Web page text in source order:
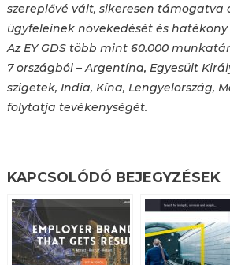
szereplővé vált, sikeresen támogatva
ügyfeleinek növekedését és
Az EY GDS több mint 60.000
7 országból – Argentína, Egyesült
szigetek, India, Kína, Lengyelország,
folytatja tevékenységét.
KAPCSOLÓDÓ BEJEGYZÉSEK